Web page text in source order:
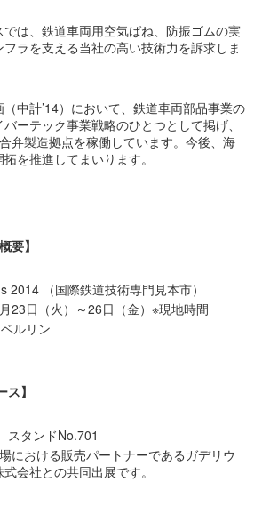
は、鉄道車両用空気ばね、防振ゴムの実
ラを支える当社の高い技術力を訴求しま
中計’14）において、鉄道車両部品事業の
ーテック事業戦略のひとつとして掲げ、
弁製造拠点を稼働しています。今後、海
を推進してまいります。
要】
2014 （国際鉄道技術専門見本市）
23日（火）～26日（金）※現地時間
ルリン
ス】
スタンドNo.701
における販売パートナーであるガデリウ
会社との共同出展です。